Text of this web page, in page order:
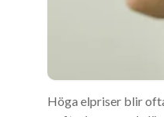
Höga elpriser blir